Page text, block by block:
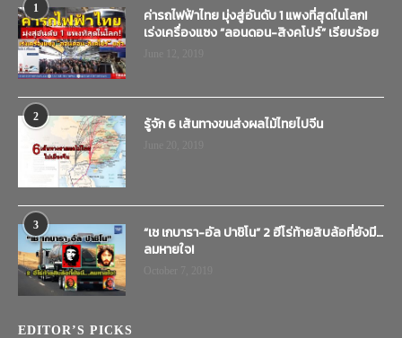
1
ค่ารถไฟฟ้าไทย มุ่งสู่อันดับ 1 แพงที่สุดในโลก!
เร่งเครื่องแซง “ลอนดอน-สิงคโปร์” เรียบร้อย
2 รู้จัก 6 เส้นทางขนส่งผลไม้ไทยไปจีน
3
“เช เกบารา-อัล ปาชิโน” 2 ฮีโร่ท้ายสิบล้อที่ยังมี…
ลมหายใจ!
EDITOR’S PICKS